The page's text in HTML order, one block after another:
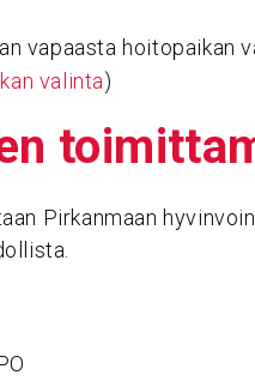
vapaasta hoitopaikan
valinta)
Pirkanmaan